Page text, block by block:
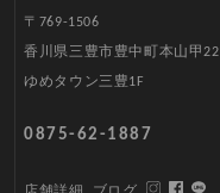
〒769-1506
香川県三豊市豊中町本山甲22
ゆめタウン三豊1F
0875-62-1887